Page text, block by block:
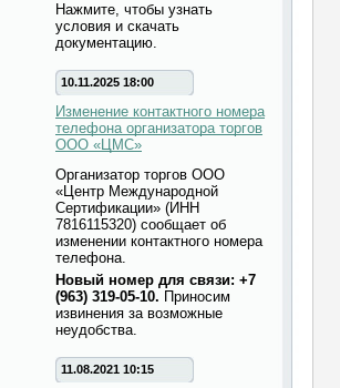
Нажмите, чтобы узнать
условия и скачать
документацию.
10.11.2025 18:00
Изменение контактного номера
телефона организатора торгов
ООО «ЦМС»
Организатор торгов ООО
«Центр Международной
Сертификации» (ИНН
7816115320) сообщает об
изменении контактного номера
телефона.
Новый номер для связи: +7
(963) 319-05-10. Приносим
извинения за возможные
неудобства.
11.08.2021 10:15